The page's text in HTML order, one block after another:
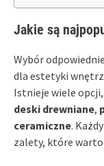
Jakie są
Wybór
dla estetyki
Istnieje wiele
deski drewniane,
ceramiczne.
zalety, które warto